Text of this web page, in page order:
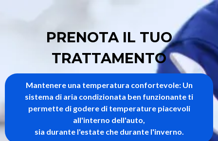
PRENOTA IL TUO
TRATTAMENTO
Mantenere una temperatura confortevole: Un
sistema di aria condizionata ben funzionante ti
permette di godere di temperature piacevoli
all'interno dell'auto,
sia durante l'estate che durante l'inverno.